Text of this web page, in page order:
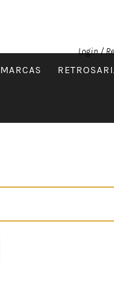
Login /
MARCAS